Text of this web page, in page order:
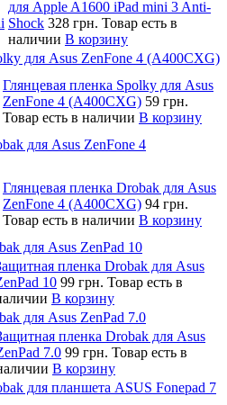
для Apple A1600 iPad mini 3 Anti-
Shock 328 грн. Товар есть в
наличии В корзину
для Asus ZenFone 4 (A400CXG)
Глянцевая пленка Spolky для Asus
ZenFone 4 (A400CXG) 59 грн.
Товар есть в наличии В корзину
для Asus ZenFone 4
Глянцевая пленка Drobak для Asus
ZenFone 4 (A400CXG) 94 грн.
Товар есть в наличии В корзину
для Asus ZenPad 10
пленка Drobak для Asus
10 99 грн. Товар есть в
В корзину
для Asus ZenPad 7.0
пленка Drobak для Asus
7.0 99 грн. Товар есть в
В корзину
для планшета ASUS Fonepad 7